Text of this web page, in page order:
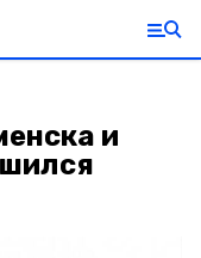
и